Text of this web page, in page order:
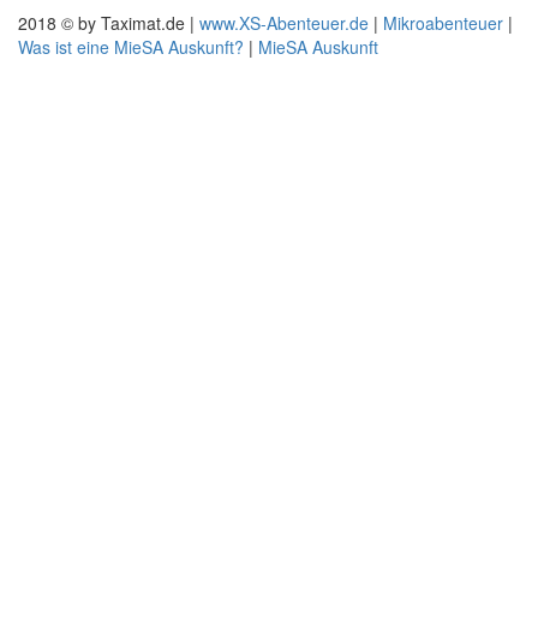
2018 © by Taximat.de | www.XS-Abenteuer.de | Mikroabenteuer |
Was ist eine MieSA Auskunft? | MieSA Auskunft